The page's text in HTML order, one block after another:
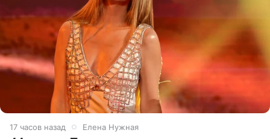
17 часов назад Елена Нужная